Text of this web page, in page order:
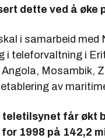
dette ved å øke
i samarbeid
i teleforvaltning i
Mosambik,
av
teletilsynet får økt
1998 på 142,2